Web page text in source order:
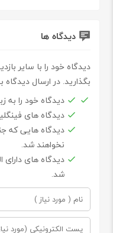
دیدگاه ها
دیدگاه خود را با سایر
بگذارید. در ارسال
دیدگاه خود را به
دیدگاه های
دیدگاه هایی که
نخواهند شد.
دیدگاه های دارای
شد.